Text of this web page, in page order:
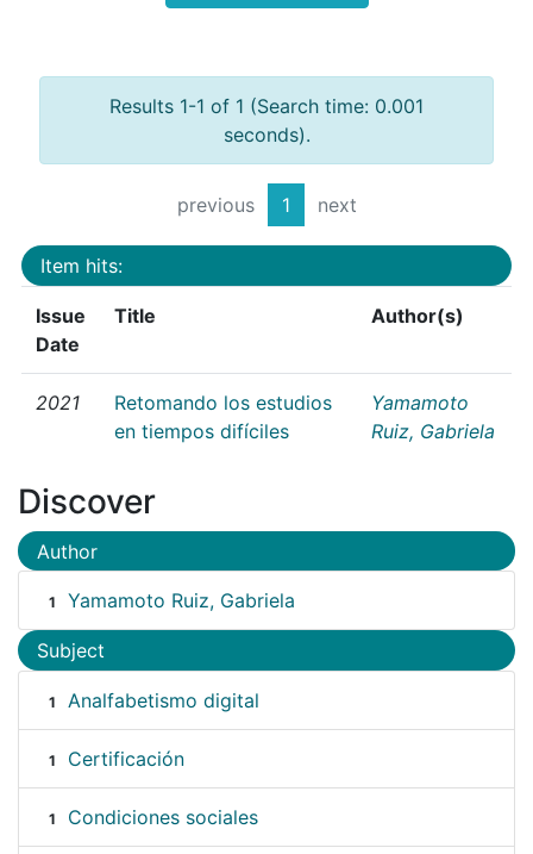
Results 1-1 of 1 (Search time: 0.001
seconds).
previous 1 next
Item hits:
Issue
Date
Title Author(s)
2021
Retomando los estudios
en tiempos difíciles
Yamamoto
Ruiz, Gabriela
Discover
Author
1 Yamamoto Ruiz, Gabriela
Subject
1 Analfabetismo digital
1 Certificación
1 Condiciones sociales